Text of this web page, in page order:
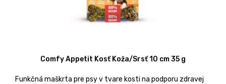
Comfy Appetit Kosť Koža/Srsť 10 cm 35 g
Funkčná maškrta pre psy v tvare kosti na podporu zdravej